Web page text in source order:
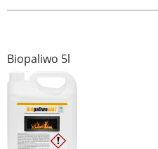
Biopaliwo 5l